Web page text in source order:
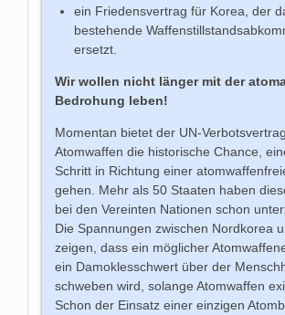
ein Friedensvertrag für Korea, der
bestehende
ersetzt.
Wir wollen nicht länger mit der
Bedrohung leben!
Momentan bietet der UN-
Atomwaffen die historische Chance,
Schritt in Richtung einer
gehen. Mehr als 50 Staaten haben
bei den Vereinten Nationen schon
Die Spannungen zwischen Nordkorea
zeigen, dass ein möglicher
ein Damoklesschwert über der
schweben wird, solange Atomwaffen
Schon der Einsatz einer einzigen